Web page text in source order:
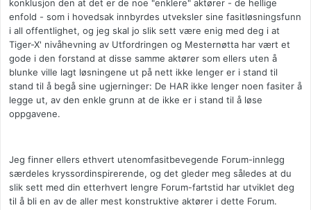
konklusjon den at det er de noe "enklere" aktører - de hellige
enfold - som i hovedsak innbyrdes utveksler sine fasitløsningsfunn
i all offentlighet, og jeg skal jo slik sett være enig med deg i at
Tiger-X' nivåhevning av Utfordringen og Mesternøtta har vært et
gode i den forstand at disse samme aktører som ellers uten å
blunke ville lagt løsningene ut på nett ikke lenger er i stand til
stand til å begå sine ugjerninger: De HAR ikke lenger noen fasiter å
legge ut, av den enkle grunn at de ikke er i stand til å løse
oppgavene.
Jeg finner ellers ethvert utenomfasitbevegende Forum-innlegg
særdeles kryssordinspirerende, og det gleder meg således at du
slik sett med din etterhvert lengre Forum-fartstid har utviklet deg
til å bli en av de aller mest konstruktive aktører i dette Forum.